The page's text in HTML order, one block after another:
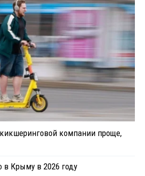
компании проще,
в Крыму в 2026 году